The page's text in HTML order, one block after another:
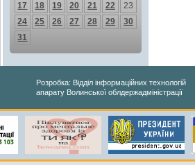
17
18 19 20 21 22
23
24
25 26 27 28 29
30
31
Розробка: Відділ інформаційних технологій
апарату Волинської облдержадміністрації